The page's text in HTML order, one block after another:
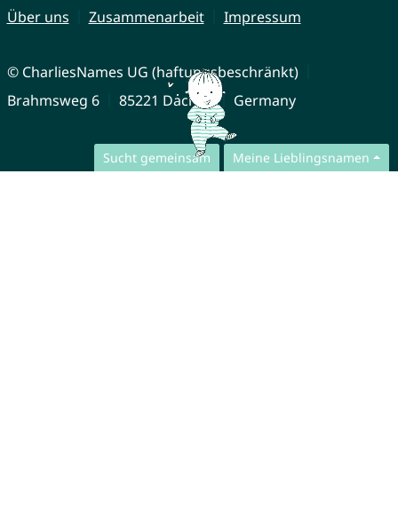
Sucht gemeinsam Meine Lieblingsnamen
Über uns
Zusammenarbeit Impressum
© CharliesNames UG (haftungsbeschränkt)
Brahmsweg 6
85221 Dachau Germany